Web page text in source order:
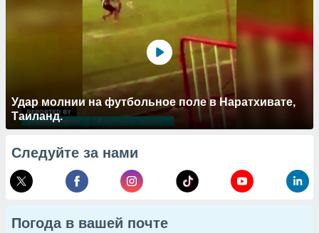
Удар молнии на футбольное поле в Наратхивате,
Таиланд.
Следуйте за нами
Погода в вашей почте